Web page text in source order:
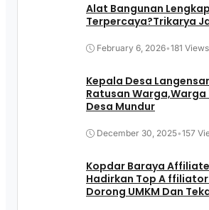
Alat Bangunan
Terpercaya?Trikarya
February 6, 2026•181 Views
Kepala Desa
Ratusan
Desa Mundur
December 30, 2025•157
Kopdar Baraya
Hadirkan Top A
Dorong UMKM Dan